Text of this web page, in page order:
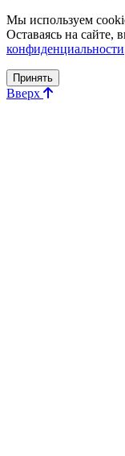
Мы используем
Оставаясь на сайте,
конфиденциальности
Принять
Вверх